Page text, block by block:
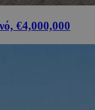
€4,000,000